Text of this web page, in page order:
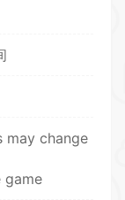
may change
game